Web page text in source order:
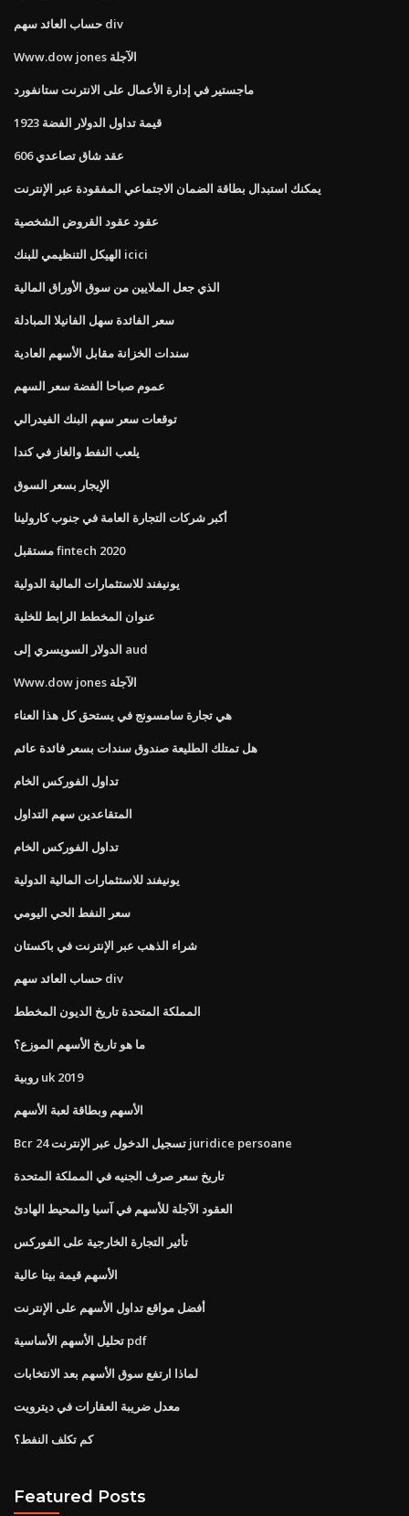
حساب العائد سهم div
Www.dow jones الآجلة
ماجستير في إدارة الأعمال على الانترنت ستانفورد
قيمة تداول الدولار الفضة 1923
عقد شاق تصاعدي 606
يمكنك استبدال بطاقة الضمان الاجتماعي المفقودة عبر الإنترنت
عقود عقود القروض الشخصية
الهيكل التنظيمي للبنك icici
الذي جعل الملايين من سوق الأوراق المالية
سعر الفائدة سهل الفانيلا المبادلة
سندات الخزانة مقابل الأسهم العادية
عموم صباحا الفضة سعر السهم
توقعات سعر سهم البنك الفيدرالي
يلعب النفط والغاز في كندا
الإيجار بسعر السوق
أكبر شركات التجارة العامة في جنوب كارولينا
مستقبل fintech 2020
يونيفند للاستثمارات المالية الدولية
عنوان المخطط الرابط للخلية
الدولار السويسري إلى aud
Www.dow jones الآجلة
هي تجارة سامسونج في يستحق كل هذا العناء
هل تمتلك الطليعة صندوق سندات بسعر فائدة عائم
تداول الفوركس الخام
المتقاعدين سهم التداول
تداول الفوركس الخام
يونيفند للاستثمارات المالية الدولية
سعر النفط الحي اليومي
شراء الذهب عبر الإنترنت في باكستان
حساب العائد سهم div
المملكة المتحدة تاريخ الديون المخطط
ما هو تاريخ الأسهم الموزع؟
روبية uk 2019
الأسهم وبطاقة لعبة الأسهم
Bcr 24 تسجيل الدخول عبر الإنترنت juridice persoane
تاريخ سعر صرف الجنيه في المملكة المتحدة
العقود الآجلة للأسهم في آسيا والمحيط الهادئ
تأثير التجارة الخارجية على الفوركس
الأسهم قيمة بيتا عالية
أفضل مواقع تداول الأسهم على الإنترنت
تحليل الأسهم الأساسية pdf
لماذا ارتفع سوق الأسهم بعد الانتخابات
معدل ضريبة العقارات في ديترويت
كم تكلف النفط؟
Featured Posts